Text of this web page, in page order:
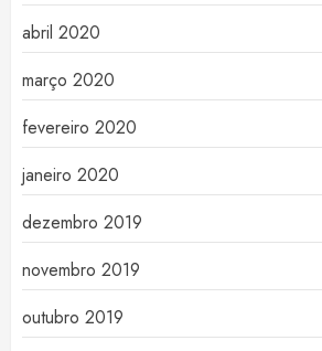
abril 2020
março 2020
fevereiro 2020
janeiro 2020
dezembro 2019
novembro 2019
outubro 2019